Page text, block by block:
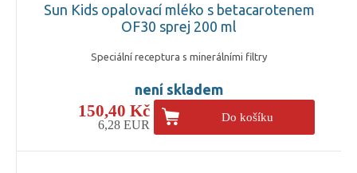
Sun Kids opalovací mléko s betacarotenem
OF30 sprej 200 ml
Speciální receptura s minerálními filtry
není skladem
150,40 Kč
6,28 EUR
Do košíku